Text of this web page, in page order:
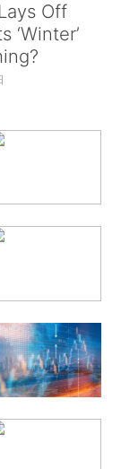
Off
‘Winter’